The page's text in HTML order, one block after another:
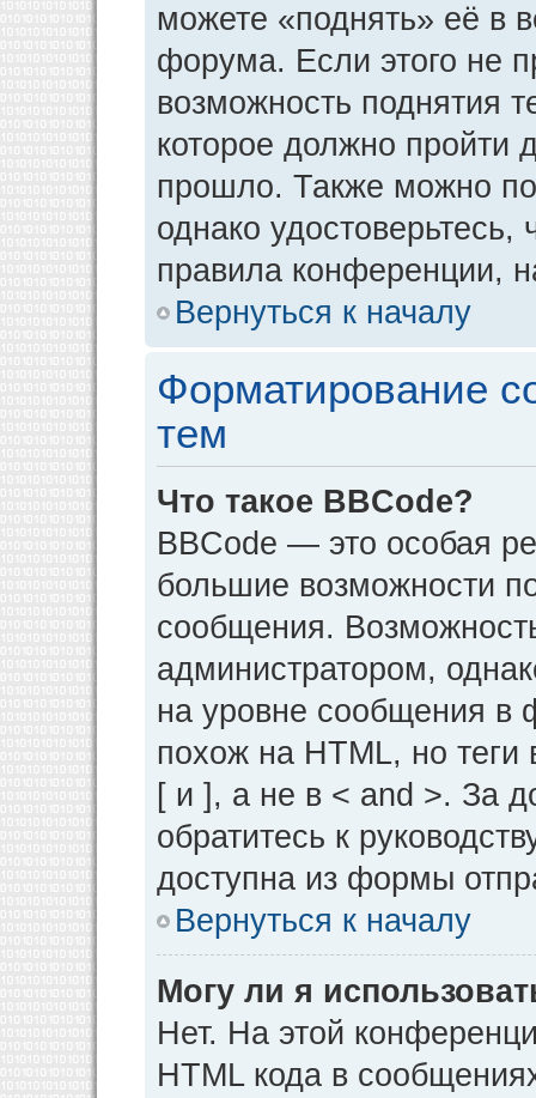
можете «поднять» её в
форума. Если этого не
возможность поднятия
которое должно пройти
прошло. Также можно
однако
правила конференции,
Вернуться к началу
Форматирование
тем
Что такое BBCode?
BBCode — это особая
большие возможности
сообщения.
администратором,
на уровне сообщения в
похож на HTML, но теги
[ и ], а не в < and >. За
обратитесь к
доступна из формы
Вернуться к началу
Могу ли я
Нет. На этой
HTML кода в